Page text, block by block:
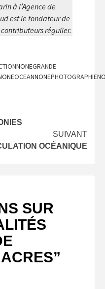
à l’Agence de
est le fondateur de
contributeurs régulier.
NONEGRANDE
OCEANNONEPHOTOGRAPHIE
SUIVANT
OCÉANIQUE
SUR
”